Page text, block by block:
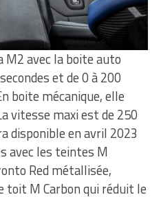
M2 avec la boite auto
et de 0 à 200
boite mécanique, elle
vitesse maxi est de 250
disponible en avril 2023
avec les teintes M
Red métallisée,
toit M Carbon qui réduit le